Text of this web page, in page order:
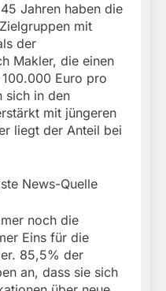
Jahren haben die
mit
der
Makler, die einen
Euro pro
sich in den
mit jüngeren
liegt der Anteil bei
News-Quelle
noch die
Eins für die
85,5% der
an, dass sie sich